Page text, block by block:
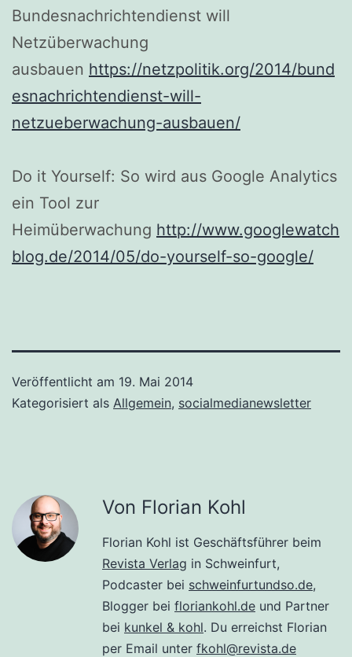
Bundesnachrichtendienst will
Netzüberwachung
ausbauen https://netzpolitik.org/2014/bund
esnachrichtendienst-will-
netzueberwachung-ausbauen/
Do it Yourself: So wird aus Google Analytics
ein Tool zur
Heimüberwachung http://www.googlewatch
blog.de/2014/05/do-yourself-so-google/
Veröffentlicht am 19. Mai 2014
Kategorisiert als Allgemein, socialmedianewsletter
Von Florian Kohl
Florian Kohl ist Geschäftsführer beim
Revista Verlag in Schweinfurt,
Podcaster bei schweinfurtundso.de,
Blogger bei floriankohl.de und Partner
bei kunkel & kohl. Du erreichst Florian
per Email unter fkohl@revista.de